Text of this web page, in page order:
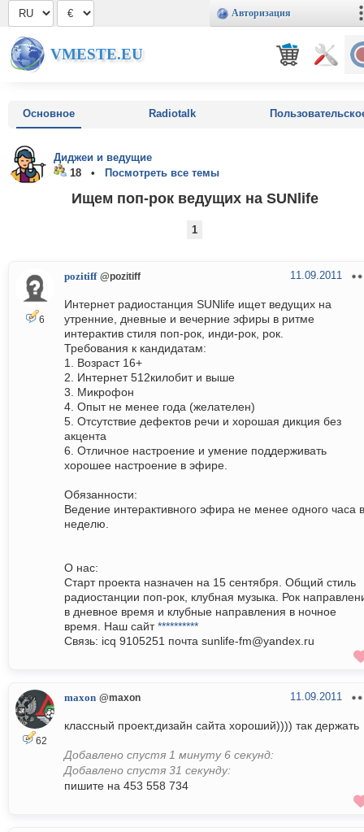
Авторизация
VMESTE.EU
Основное Radiotalk
Диджеи и ведущие
18 •
Посмотреть все темы
Ищем поп-рок ведущих на SUNlife
1
6
pozitiff @pozitiff 11.09.2011
Интернет радиостанция SUNlife ищет ведущих на
утренние, дневные и вечерние эфиры в ритме
интерактив стиля поп-рок, инди-рок, рок.
Требования к кандидатам:
1. Возраст 16+
2. Интернет 512килобит и выше
3. Микрофон
4. Опыт не менее года (желателен)
5. Отсутствие дефектов речи и хорошая дикция без
акцента
6. Отличное настроение и умение поддерживать
хорошее настроение в эфире.
Обязанности:
Ведение интерактивного эфира не менее одного часа в
неделю.
О нас:
Старт проекта назначен на 15 сентября. Общий стиль
радиостанции поп-рок, клубная музыка. Рок
в дневное время и клубные направления в ночное
время. Наш сайт**********
Связь: icq 9105251 почта sunlife-fm@yandex.ru
62
maxon @maxon 11.09.2011
классный проект,дизайн сайта хороший)))) так держать
Добавлено спустя 1 минуту 6 секунд:
Добавлено спустя 31 секунду:
пишите на 453 558 734